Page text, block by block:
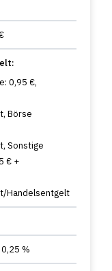
0,95 €,
Börse
Sonstige
€ +
Handelsentgelt
%